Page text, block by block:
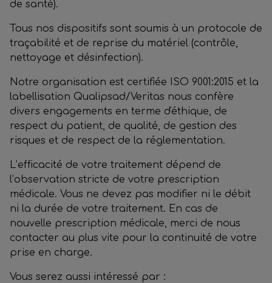
de santé).
Tous nos dispositifs sont soumis à un protocole de
traçabilité et de reprise du matériel (contrôle,
nettoyage et désinfection).
Notre organisation est certifiée ISO 9001:2015 et la
labellisation Qualipsad/Veritas nous confère
divers engagements en terme d'éthique, de
respect du patient, de qualité, de gestion des
risques et de respect de la réglementation.
L’efficacité de votre traitement dépend de
l’observation stricte de votre prescription
médicale. Vous ne devez pas modifier ni le débit
ni la durée de votre traitement. En cas de
nouvelle prescription médicale, merci de nous
contacter au plus vite pour la continuité de votre
prise en charge.
Vous serez aussi intéressé par :